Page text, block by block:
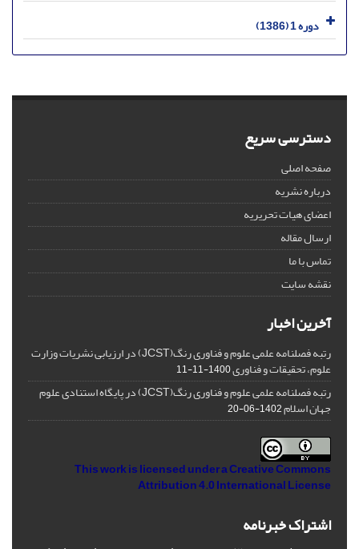
دوره 1 (1386)
دسترسی سریع
صفحه اصلی
درباره نشریه
اعضای هیات تحریریه
ارسال مقاله
تماس با ما
نقشه سایت
آخرین اخبار
رتبه فصلنامه علمی علوم و فناوری رنگ(JCST) در ارزیابی نشریات وزارت
علوم، تحقیقات و فناوری1400-11-11
رتبه فصلنامه علمی علوم و فناوری رنگ(JCST) در پایگاه استنادی علوم
جهان اسلام1402-06-20
This work is licensed under aCreative Commons
Attribution 4.0 International License
اشتراک خبرنامه